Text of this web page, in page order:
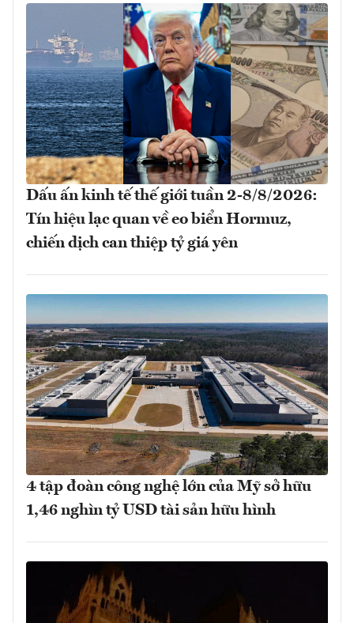
Dấu ấn kinh tế thế giới tuần 2-8/8/2026:
Tín hiệu lạc quan về eo biển Hormuz,
chiến dịch can thiệp tỷ giá yên
4 tập đoàn công nghệ lớn của Mỹ sở hữu
1,46 nghìn tỷ USD tài sản hữu hình